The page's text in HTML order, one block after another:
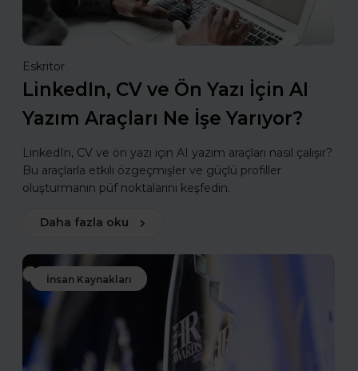
Eskritor
LinkedIn, CV ve Ön Yazı İçin AI
Yazım Araçları Ne İşe Yarıyor?
LinkedIn, CV ve ön yazı için AI yazım araçları nasıl çalışır?
Bu araçlarla etkili özgeçmişler ve güçlü profiller
oluşturmanın püf noktalarını keşfedin.
Daha fazla oku
İnsan Kaynakları